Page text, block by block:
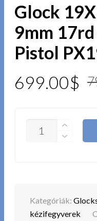
Glock
9mm
Pistol
699.00$
MENNYISÉG
Kategóriák:
kézifegyverek